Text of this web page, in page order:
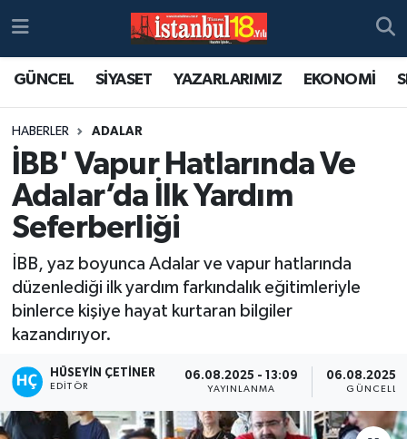
GÜNCEL SİYASET YAZARLARIMIZ EKONOMİ
HABERLER ADALAR
İBB' Vapur Hatlarında Ve
Adalar’da İlk Yardım
Seferberliği
İBB, yaz boyunca Adalar ve vapur hatlarında
düzenlediği ilk yardım farkındalık eğitimleriyle
binlerce kişiye hayat kurtaran bilgiler
kazandırıyor.
HÜSEYIN ÇETINER
EDITÖR
06.08.2025 - 13:09
YAYINLANMA
06.08.2025 -